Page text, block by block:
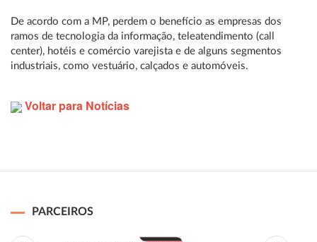
De acordo com a MP, perdem o benefício as empresas dos
ramos de tecnologia da informação, teleatendimento (call
center), hotéis e comércio varejista e de alguns segmentos
industriais, como vestuário, calçados e automóveis.
Voltar para Notícias
PARCEIROS